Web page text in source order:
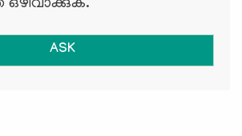
ഒഴിവാക്കുക.
ASK